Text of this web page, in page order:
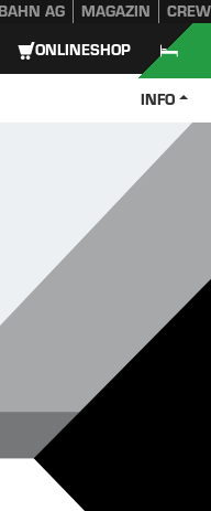
AG MAGAZIN CREW
INFO
ONLINESHOP